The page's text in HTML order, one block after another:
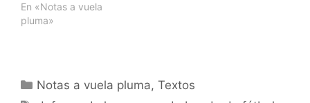
En «Notas a vuela
pluma»
Categorías
Notas a vuela pluma,Textos